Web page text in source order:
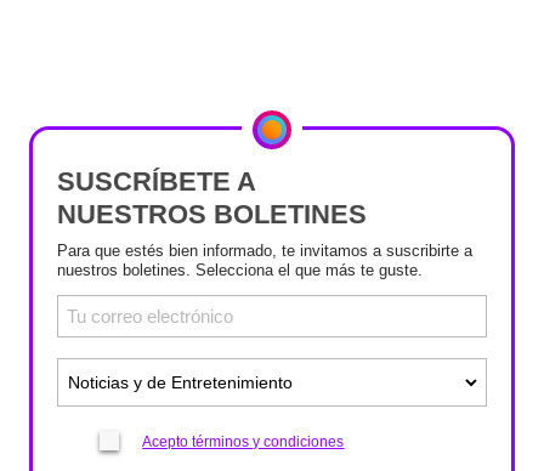
SUSCRÍBETE A
NUESTROS BOLETINES
Para que estés bien informado, te invitamos a suscribirte a
nuestros boletines. Selecciona el que más te guste.
Acepto términos y condiciones